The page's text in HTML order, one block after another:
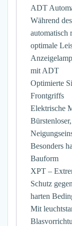
ADT
Während
automatisch
optimale
mit ADT
Optimierte
Frontgriffs
Elektrische
Besonders
Bauform
XPT –
Schutz
harten
Mit